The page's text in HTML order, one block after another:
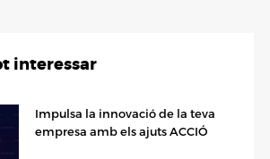
interessar
Impulsa la innovació de la teva
empresa amb els ajuts ACCIÓ